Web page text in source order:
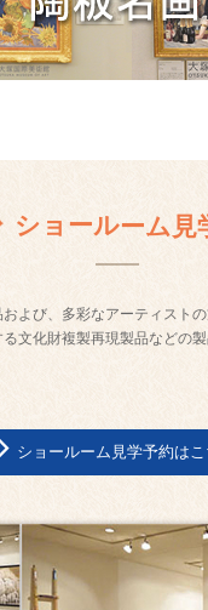
ショールーム見
よび、多彩なアーティスト
る文化財複製再現製品などの
ショールーム見学予約はこ